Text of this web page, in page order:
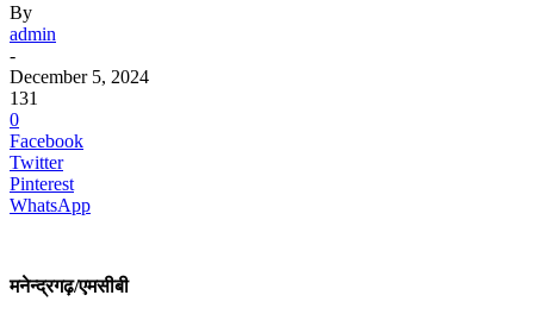
By
admin
-
December 5, 2024
131
0
Facebook
Twitter
Pinterest
WhatsApp
मनेन्द्रगढ़/एमसीबी